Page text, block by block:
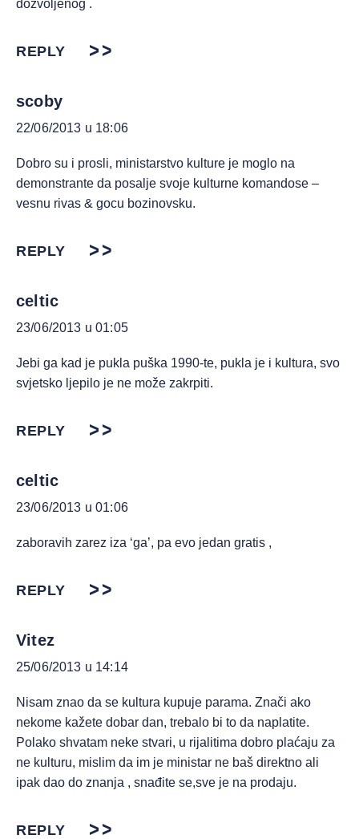
dozvoljenog .
REPLY
scoby
22/06/2013 u 18:06
Dobro su i prosli, ministarstvo kulture je moglo na
demonstrante da posalje svoje kulturne komandose –
vesnu rivas & gocu bozinovsku.
REPLY
celtic
23/06/2013 u 01:05
Jebi ga kad je pukla puška 1990-te, pukla je i kultura, svo
svjetsko ljepilo je ne može zakrpiti.
REPLY
celtic
23/06/2013 u 01:06
zaboravih zarez iza ‘ga’, pa evo jedan gratis ,
REPLY
Vitez
25/06/2013 u 14:14
Nisam znao da se kultura kupuje parama. Znači ako
nekome kažete dobar dan, trebalo bi to da naplatite.
Polako shvatam neke stvari, u rijalitima dobro plaćaju za
ne kulturu, mislim da im je ministar ne baš direktno ali
ipak dao do znanja , snađite se,sve je na prodaju.
REPLY